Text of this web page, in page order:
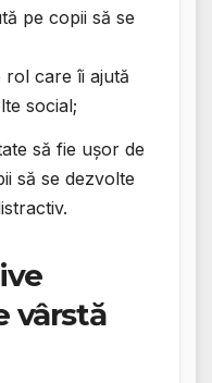
pe copii să se
rol care îi ajută
social;
să fie ușor de
să se dezvolte
vârstă